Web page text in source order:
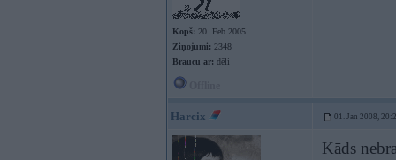
Kopš: 20. Feb 2005
Ziņojumi: 2348
Braucu ar: dēli
Harcix 01. Jan 2008,
Kāds